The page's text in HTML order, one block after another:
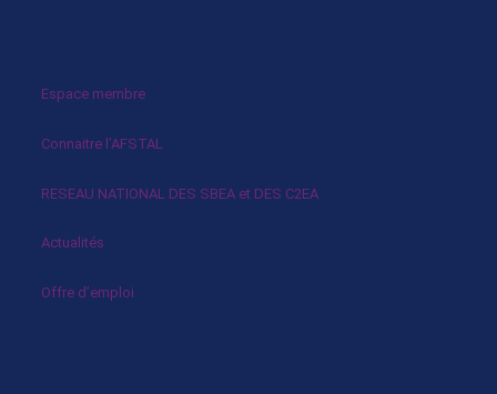
Espace membre
Connaitre l’AFSTAL
RESEAU NATIONAL DES SBEA et DES C2EA
Actualités
Offre d’emploi